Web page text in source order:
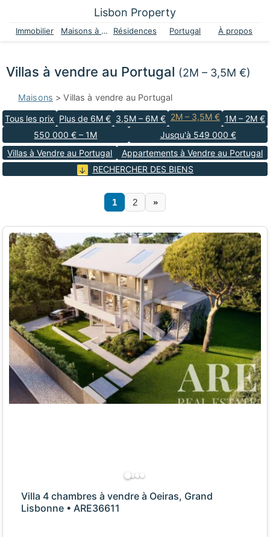
Lisbon Property
Immobilier Maisons à vendre Résidences Portugal À propos
Villas à vendre au Portugal (2M – 3,5M €)
Maisons > Villas à vendre au Portugal
Tous les prix Plus de 6M € 3,5M – 6M € 2M – 3,5M € 1M – 2M €
550 000 € – 1M
Jusqu'à 549 000 €
Villas à Vendre au Portugal
Appartements à Vendre au Portugal
RECHERCHER DES BIENS
1 2 »
Villa 4 chambres à vendre à Oeiras, Grand
Lisbonne • ARE36611